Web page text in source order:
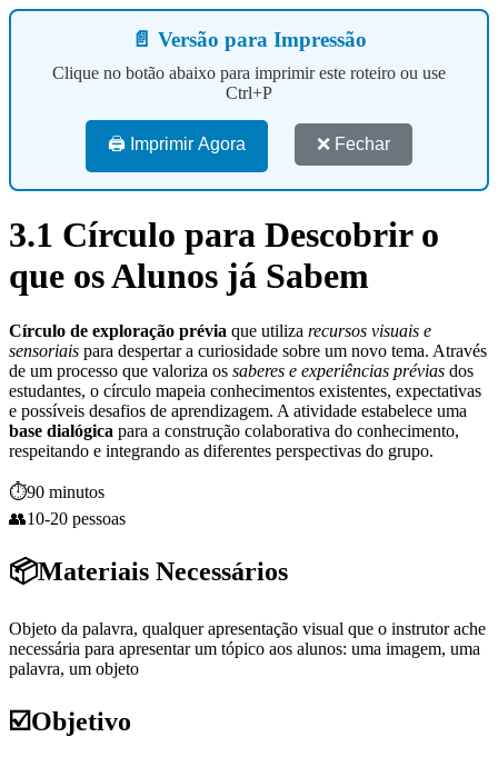
📄 Versão para Impressão
Clique no botão abaixo para imprimir este roteiro ou use
Ctrl+P
🖨️ Imprimir Agora ❌ Fechar
3.1 Círculo para Descobrir o
que os Alunos já Sabem
Círculo de exploração prévia que utiliza recursos visuais e
sensoriais para despertar a curiosidade sobre um novo tema. Através
de um processo que valoriza os saberes e experiências prévias dos
estudantes, o círculo mapeia conhecimentos existentes, expectativas
e possíveis desafios de aprendizagem. A atividade estabelece uma
base dialógica para a construção colaborativa do conhecimento,
respeitando e integrando as diferentes perspectivas do grupo.
⏱️90 minutos
👥10-20 pessoas
📦Materiais Necessários
Objeto da palavra, qualquer apresentação visual que o instrutor ache
necessária para apresentar um tópico aos alunos: uma imagem, uma
palavra, um objeto
☑️Objetivo